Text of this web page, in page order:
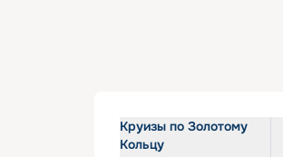
Круизы по Золотому
Кольцу